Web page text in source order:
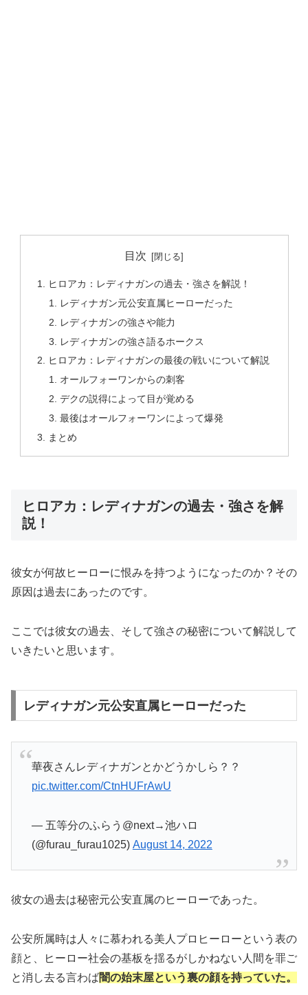
目次
ヒロアカ：レディナガンの過去・強さを解説！
レディナガン元公安直属ヒーローだった
レディナガンの強さや能力
レディナガンの強さ語るホークス
ヒロアカ：レディナガンの最後の戦いについて解説
オールフォーワンからの刺客
デクの説得によって目が覚める
最後はオールフォーワンによって爆発
まとめ
ヒロアカ：レディナガンの過去・強さを解
説！
彼女が何故ヒーローに恨みを持つようになったのか？その
原因は過去にあったのです。
ここでは彼女の過去、そして強さの秘密について解説して
いきたいと思います。
レディナガン元公安直属ヒーローだった
華夜さんレディナガンとかどうかしら？？
pic.twitter.com/CtnHUFrAwU
— 五等分のふらう@next→池ハロ
(@furau_furau1025) August 14, 2022
彼女の過去は秘密元公安直属のヒーローであった。
公安所属時は人々に慕われる美人プロヒーローという表の
顔と、ヒーロー社会の基板を揺るがしかねない人間を罪ご
と消し去る言わば闇の始末屋という裏の顔を持っていた。